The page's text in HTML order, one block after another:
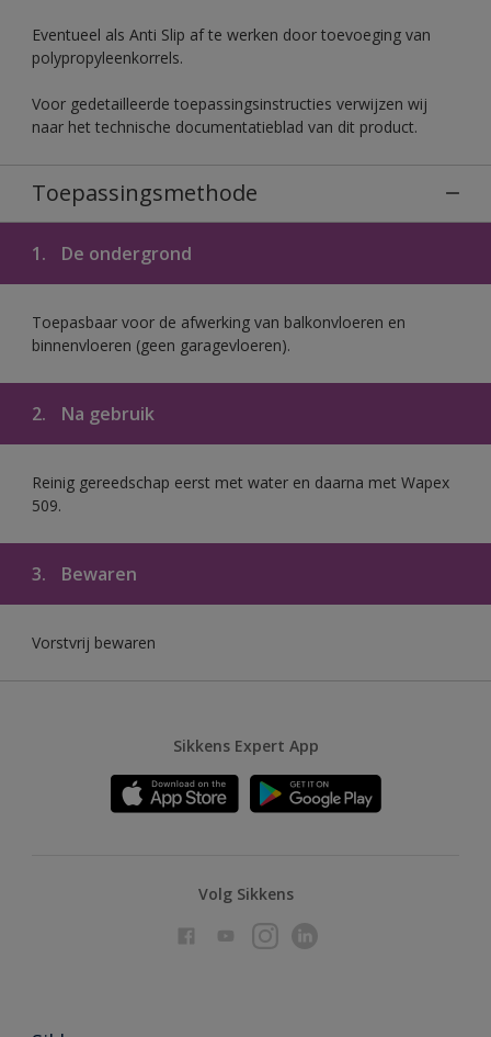
Eventueel als Anti Slip af te werken door toevoeging van
polypropyleenkorrels.
Voor gedetailleerde toepassingsinstructies verwijzen wij
naar het technische documentatieblad van dit product.
Toepassingsmethode
1. De ondergrond
Toepasbaar voor de afwerking van balkonvloeren en
binnenvloeren (geen garagevloeren).
2. Na gebruik
Reinig gereedschap eerst met water en daarna met Wapex
509.
3. Bewaren
Vorstvrij bewaren
Sikkens Expert App
Volg Sikkens